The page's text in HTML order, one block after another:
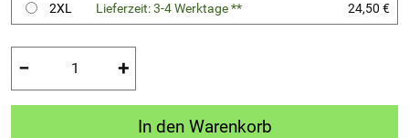
2XL
Lieferzeit: 3-4 Werktage ** 24,50 €
− +
In den Warenkorb